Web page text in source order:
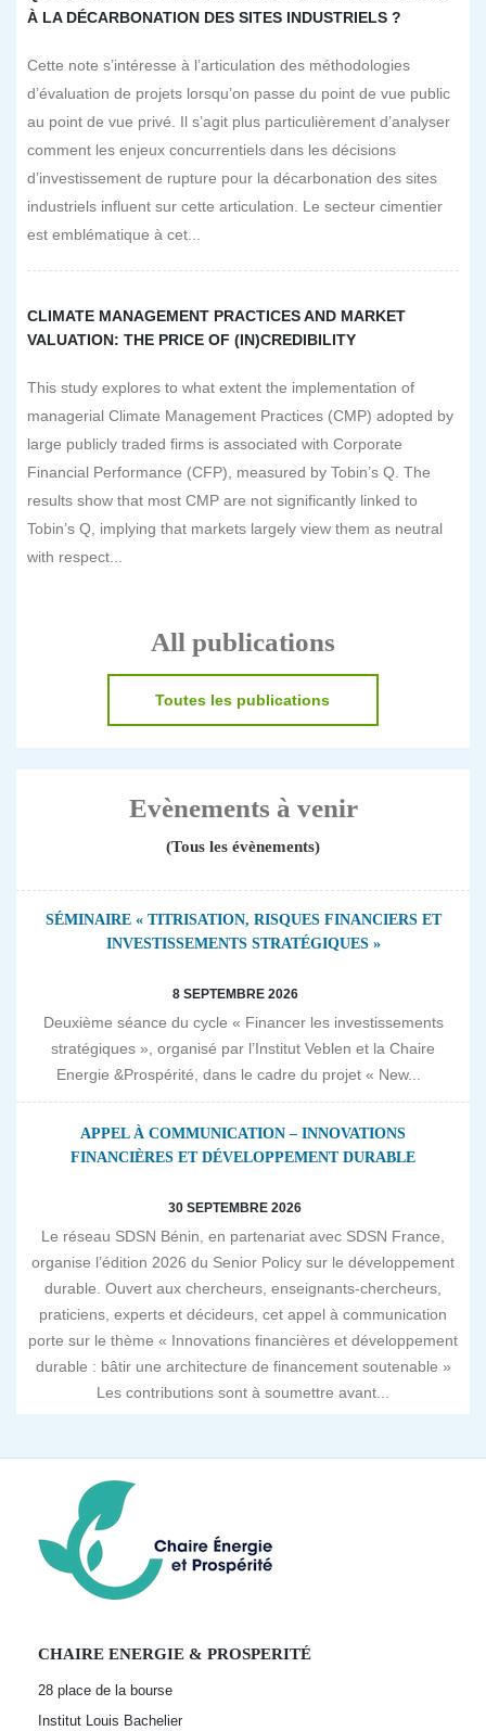
À LA DÉCARBONATION DES SITES INDUSTRIELS ?
Cette note s’intéresse à l’articulation des méthodologies
d’évaluation de projets lorsqu’on passe du point de vue public
au point de vue privé. Il s’agit plus particulièrement d’analyser
comment les enjeux concurrentiels dans les décisions
d’investissement de rupture pour la décarbonation des sites
industriels influent sur cette articulation. Le secteur cimentier
est emblématique à cet...
CLIMATE MANAGEMENT PRACTICES AND MARKET
VALUATION: THE PRICE OF (IN)CREDIBILITY
This study explores to what extent the implementation of
managerial Climate Management Practices (CMP) adopted by
large publicly traded firms is associated with Corporate
Financial Performance (CFP), measured by Tobin’s Q. The
results show that most CMP are not significantly linked to
Tobin’s Q, implying that markets largely view them as neutral
with respect...
All publications
Toutes les publications
Evènements à venir
(Tous les évènements)
SÉMINAIRE « TITRISATION, RISQUES FINANCIERS ET
INVESTISSEMENTS STRATÉGIQUES »
8 SEPTEMBRE 2026
Deuxième séance du cycle « Financer les investissements
stratégiques », organisé par l’Institut Veblen et la Chaire
Energie &Prospérité, dans le cadre du projet « New...
APPEL À COMMUNICATION – INNOVATIONS
FINANCIÈRES ET DÉVELOPPEMENT DURABLE
30 SEPTEMBRE 2026
Le réseau SDSN Bénin, en partenariat avec SDSN France,
organise l’édition 2026 du Senior Policy sur le développement
durable. Ouvert aux chercheurs, enseignants-chercheurs,
praticiens, experts et décideurs, cet appel à communication
porte sur le thème « Innovations financières et développement
durable : bâtir une architecture de financement soutenable »
Les contributions sont à soumettre avant...
CHAIRE ENERGIE & PROSPERITÉ
28 place de la bourse
Institut Louis Bachelier